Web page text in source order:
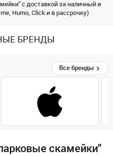
с доставкой за наличный и
Humo, Click и в рассрочку)
БРЕНДЫ
Все бренды
скамейки"